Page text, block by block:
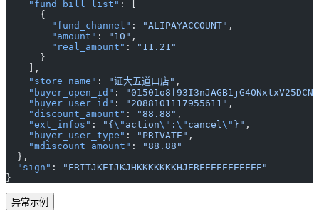
    "fund_bill_list"
: [
      {
        "fund_channel"
: "ALIPAYACCOUNT" ,
        "amount"
: "10" ,
        "real_amount"
:
"11.21"
      }
    ],
    "store_name"
: "证大五道口店" ,
    "buyer_open_id"
:
    "buyer_user_id"
: "2088101117955611" ,
    "discount_amount"
: "88.88" ,
    "ext_infos"
: "{ \" action\" : \" cancel\" }" ,
    "buyer_user_type"
: "PRIVATE" ,
    "mdiscount_amount"
:
"88.88"
  },
  "sign"
:
"ERITJKEIJKJHKKKKKKKHJEREEEEEEEEEEE"
}
异常示例